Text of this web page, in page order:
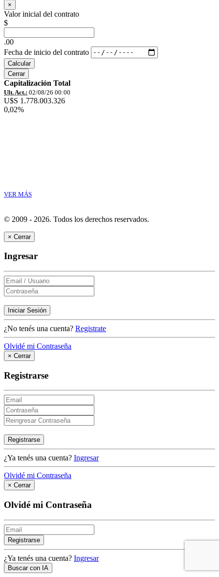
×
Valor inicial del contrato
$
.00
Fecha de inicio del contrato
Calcular
Cerrar
Capitalización Total
Ult. Act.: 02/08/26 00:00
U$S 1.778.003.326
0,02%
VER MÁS
© 2009 - 2026. Todos los derechos reservados.
× Cerrar
Ingresar
Iniciar Sesión
¿No tenés una cuenta? Registrate
Olvidé mi Contraseña
× Cerrar
Registrarse
Registrarse
¿Ya tenés una cuenta? Ingresar
Olvidé mi Contraseña
× Cerrar
Olvidé mi Contraseña
Registrarse
¿Ya tenés una cuenta? Ingresar
Buscar con IA